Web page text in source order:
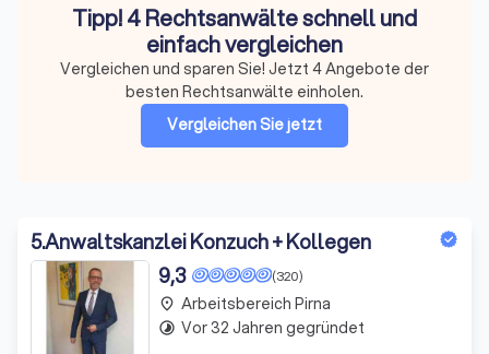
Tipp! 4 Rechtsanwälte schnell und
einfach vergleichen
Vergleichen und sparen Sie! Jetzt 4 Angebote der
besten Rechtsanwälte einholen.
Vergleichen Sie jetzt
5.Anwaltskanzlei Konzuch + Kollegen
(320)
9,3
place Arbeitsbereich Pirna
timelapse Vor 32 Jahren gegründet